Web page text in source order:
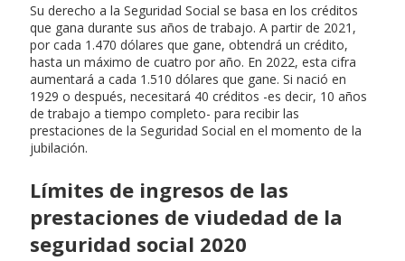
Su derecho a la Seguridad Social se basa en los créditos
que gana durante sus años de trabajo. A partir de 2021,
por cada 1.470 dólares que gane, obtendrá un crédito,
hasta un máximo de cuatro por año. En 2022, esta cifra
aumentará a cada 1.510 dólares que gane. Si nació en
1929 o después, necesitará 40 créditos -es decir, 10 años
de trabajo a tiempo completo- para recibir las
prestaciones de la Seguridad Social en el momento de la
jubilación.
Límites de ingresos de las
prestaciones de viudedad de la
seguridad social 2020